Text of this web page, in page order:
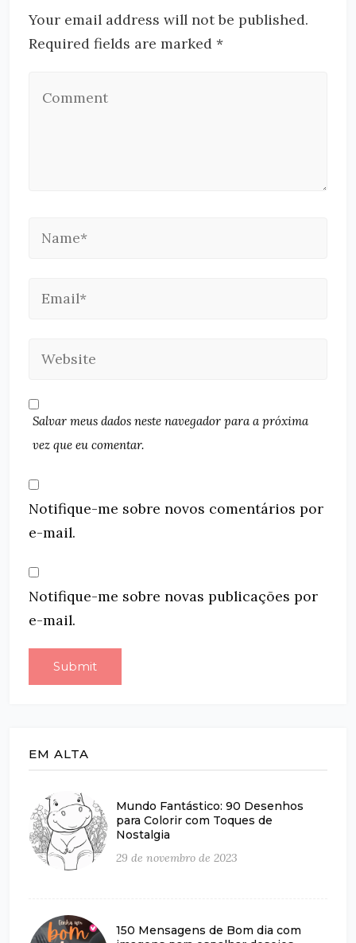
Your email address will not be published.
Required fields are marked *
Salvar meus dados neste navegador para a próxima
vez que eu comentar.
Notifique-me sobre novos comentários por
e-mail.
Notifique-me sobre novas publicações por
e-mail.
EM ALTA
Mundo Fantástico: 90 Desenhos
para Colorir com Toques de
Nostalgia
29 de novembro de 2023
150 Mensagens de Bom dia com